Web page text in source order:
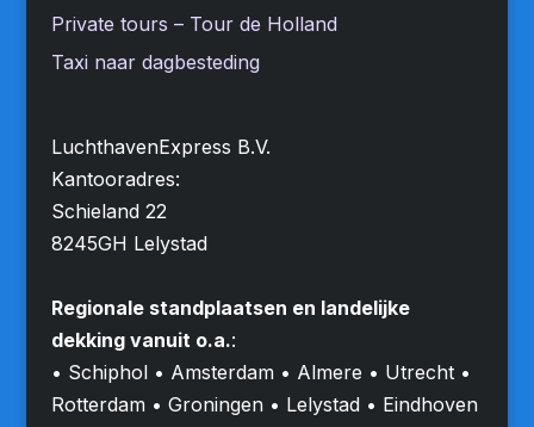
Private tours – Tour de Holland
Taxi naar dagbesteding
LuchthavenExpress B.V.
Kantooradres:
Schieland 22
8245GH Lelystad
Regionale standplaatsen en landelijke
dekking vanuit o.a.:
• Schiphol • Amsterdam • Almere • Utrecht •
Rotterdam • Groningen • Lelystad • Eindhoven